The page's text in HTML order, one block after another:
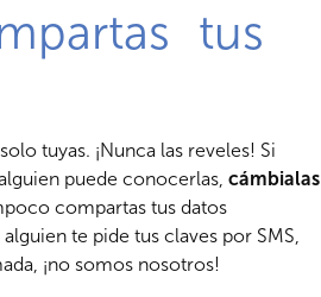
tus
tuyas. ¡Nunca las reveles! Si
puede conocerlas, cámbialas
compartas tus datos
te pide tus claves por SMS,
¡no somos nosotros!